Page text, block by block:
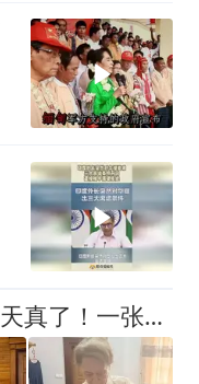
缅甸铁娘子重见天日？别天真了！一张照片换一张门票而已！